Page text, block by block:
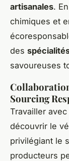
artisanales.
chimiques et
des
savoureuses
Sourcing
Travailler
découvrir le
privilégiant le
producteurs